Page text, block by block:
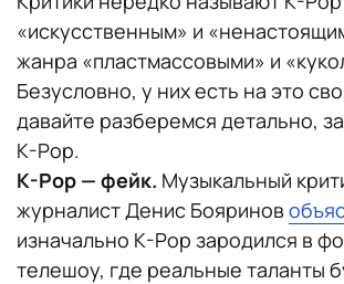
«искусственным» и
жанра «пластмассовыми» и
Безусловно, у них есть на это
давайте разберемся детально,
K-Pop.
K-Pop — фейк. Музыкальный
журналист Денис Бояринов
изначально K-Pop зародился в
телешоу, где реальные таланты